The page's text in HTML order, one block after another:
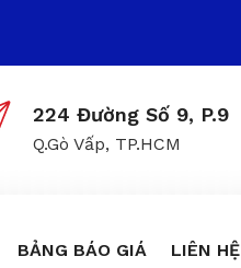
224 Đường Số 9, P.9
Q.Gò Vấp, TP.HCM
BẢNG BÁO GIÁ LIÊN HỆ